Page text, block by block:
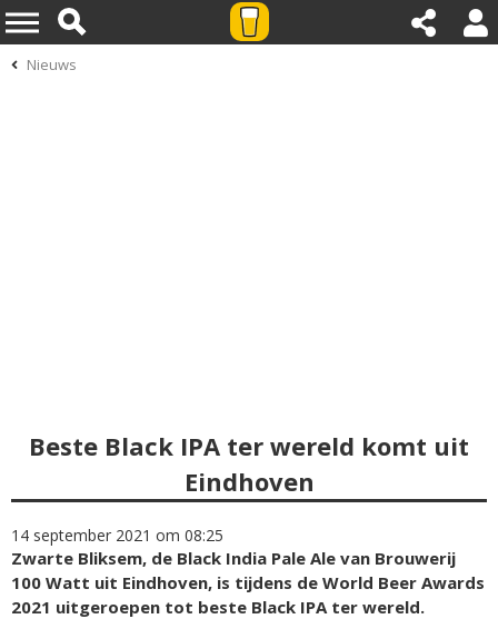
Nieuws
Beste Black IPA ter wereld komt uit
Eindhoven
14 september 2021 om 08:25
Zwarte Bliksem, de Black India Pale Ale van Brouwerij
100 Watt uit Eindhoven, is tijdens de World Beer Awards
2021 uitgeroepen tot beste Black IPA ter wereld.